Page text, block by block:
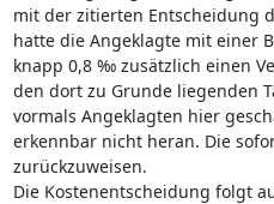
mit der zitierten Entscheidung
hatte die Angeklagte mit einer
knapp 0,8 ‰ zusätzlich einen
den dort zu Grunde liegenden
vormals Angeklagten hier
erkennbar nicht heran. Die
zurückzuweisen.
Die Kostenentscheidung folgt